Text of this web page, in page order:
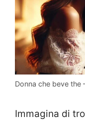
Donna che beve the
Immagina di